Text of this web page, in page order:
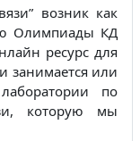
возник как
Олимпиады КД
ресурс для
занимается или
по
которую мы